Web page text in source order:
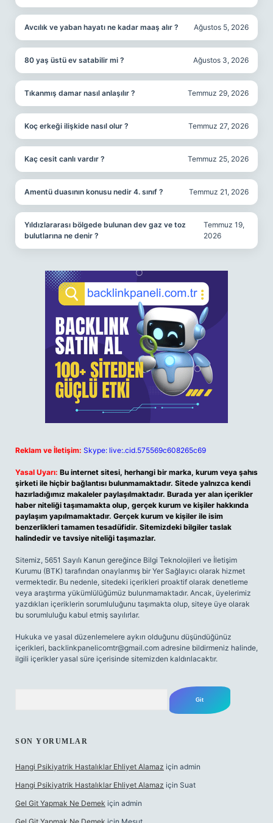
Avcılık ve yaban hayatı ne kadar maaş alır ? Ağustos 5, 2026
80 yaş üstü ev satabilir mi ? Ağustos 3, 2026
Tıkanmış damar nasıl anlaşılır ? Temmuz 29, 2026
Koç erkeği ilişkide nasıl olur ? Temmuz 27, 2026
Kaç cesit canlı vardır ? Temmuz 25, 2026
Amentü duasının konusu nedir 4. sınıf ? Temmuz 21, 2026
Yıldızlararası bölgede bulunan dev gaz ve toz
bulutlarına ne denir ?
Temmuz 19,
2026
Reklam ve İletişim: Skype: live:.cid.575569c608265c69
Yasal Uyarı: Bu internet sitesi, herhangi bir marka, kurum veya şahıs
şirketi ile hiçbir bağlantısı bulunmamaktadır. Sitede yalnızca kendi
hazırladığımız makaleler paylaşılmaktadır. Burada yer alan içerikler
haber niteliği taşımamakta olup, gerçek kurum ve kişiler hakkında
paylaşım yapılmamaktadır. Gerçek kurum ve kişiler ile isim
benzerlikleri tamamen tesadüfidir. Sitemizdeki bilgiler taslak
halindedir ve tavsiye niteliği taşımazlar.
Sitemiz, 5651 Sayılı Kanun gereğince Bilgi Teknolojileri ve İletişim
Kurumu (BTK) tarafından onaylanmış bir Yer Sağlayıcı olarak hizmet
vermektedir. Bu nedenle, sitedeki içerikleri proaktif olarak denetleme
veya araştırma yükümlülüğümüz bulunmamaktadır. Ancak, üyelerimiz
yazdıkları içeriklerin sorumluluğunu taşımakta olup, siteye üye olarak
bu sorumluluğu kabul etmiş sayılırlar.
Hukuka ve yasal düzenlemelere aykırı olduğunu düşündüğünüz
içerikleri, backlinkpanelicomtr@gmail.com adresine bildirmeniz halinde,
ilgili içerikler yasal süre içerisinde sitemizden kaldırılacaktır.
SON YORUMLAR
Hangi Psikiyatrik Hastalıklar Ehliyet Alamaz için admin
Hangi Psikiyatrik Hastalıklar Ehliyet Alamaz için Suat
Gel Git Yapmak Ne Demek için admin